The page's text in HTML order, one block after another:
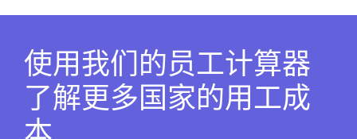
使用我们的员工计算器
了解更多国家的用工成
本